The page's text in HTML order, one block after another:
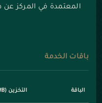
المعتمدة في المركز عن
باقات الخدمة
الباقة التخزين (MB)